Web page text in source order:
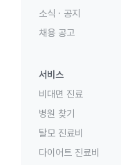
소식 · 공지
채용 공고
서비스
비대면 진료
병원 찾기
탈모 진료비
다이어트 진료비